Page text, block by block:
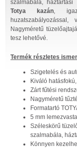
szalmabála,
Totya kazán,
huzatszabályozással,
Nagyméretű
tesz lehetővé.
Termék részletes
Szigetelés és
Kiváló
Zárt fűtési
Nagyméretű
Formatartó
5 mm
Széleskörű
szalmabála,
Könnyen